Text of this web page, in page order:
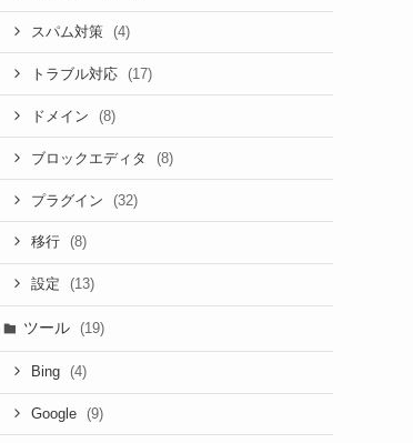
スパム対策 (4)
トラブル対応 (17)
ドメイン (8)
ブロックエディタ (8)
プラグイン (32)
移行 (8)
設定 (13)
ツール (19)
Bing (4)
Google (9)